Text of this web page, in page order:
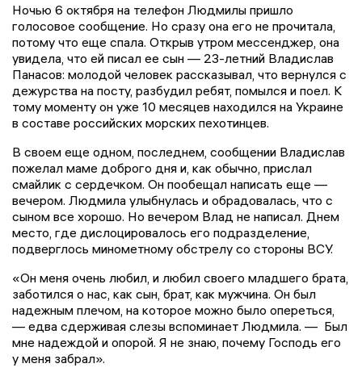
Ночью 6 октября на телефон Людмилы пришло
голосовое сообщение. Но сразу она его не прочитала,
потому что еще спала. Открыв утром мессенджер, она
увидела, что ей писал ее сын — 23-летний Владислав
Панасов: молодой человек рассказывал, что вернулся с
дежурства на посту, разбудил ребят, помылся и поел. К
тому моменту он уже 10 месяцев находился на Украине
в составе российских морских пехотинцев.
В своем еще одном, последнем, сообщении Владислав
пожелал маме доброго дня и, как обычно, прислал
смайлик с сердечком. Он пообещал написать еще —
вечером. Людмила улыбнулась и обрадовалась, что с
сыном все хорошо. Но вечером Влад не написал. Днем
место, где дислоцировалось его подразделение,
подверглось минометному обстрелу со стороны ВСУ.
«Он меня очень любил, и любил своего младшего брата,
заботился о нас, как сын, брат, как мужчина. Он был
надежным плечом, на которое можно было опереться,
— едва сдерживая слезы вспоминает Людмила. — Был
мне надеждой и опорой. Я не знаю, почему Господь его
у меня забрал».